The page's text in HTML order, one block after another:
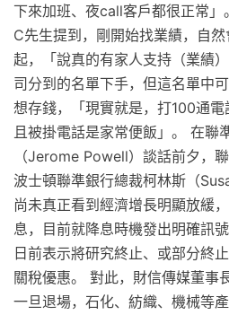
下來加班、夜call客戶都很正常
C先生提到，剛開始找業績，自
起，「說真的有家人支持（業績
司分到的名單下手，但這名單中
想存錢，「現實就是，打100通
且被掛電話是家常便飯」。 在聯
（Jerome Powell）談話前夕，
波士頓聯準銀行總裁柯林斯（
尚未真正看到經濟增長明顯放緩
息，目前就降息時機發出明確訊
日前表示將研究終止、或部分終
關稅優惠。 對此，財信傳媒董事
一旦退場，石化、紡織、機械等